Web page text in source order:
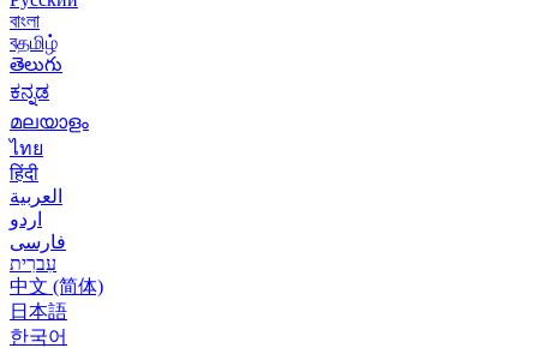
বাংলা
বதமிழ்
తెలుగు
ಕನ್ನಡ
മലയാളം
ไทย
हिंदी
العربية
اردو
فارسی
עִברִית
中文 (简体)
日本語
한국어